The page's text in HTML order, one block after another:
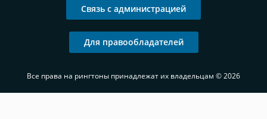
Связь с администрацией
Для правообладателей
Все права на рингтоны принадлежат их владельцам © 2026